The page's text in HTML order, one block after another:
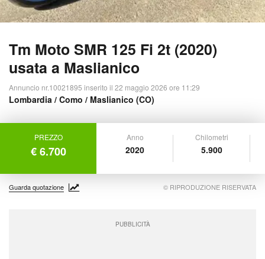
Tm Moto SMR 125 Fi 2t (2020)
usata a Maslianico
Lombardia / Como / Maslianico (CO)
Annuncio nr.10021895 inserito il 22 maggio 2026 ore 11:29
PREZZO
€ 6.700
Anno
2020
Chilometri
5.900
Guarda quotazione © RIPRODUZIONE RISERVATA
PUBBLICITÀ